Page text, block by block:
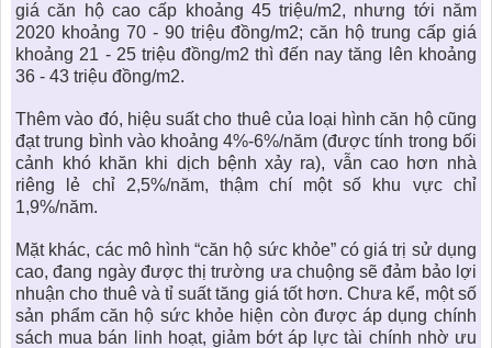
giá căn hộ cao cấp khoảng 45 triệu/m2, nhưng tới năm
2020 khoảng 70 - 90 triệu đồng/m2; căn hộ trung cấp giá
khoảng 21 - 25 triệu đồng/m2 thì đến nay tăng lên khoảng
36 - 43 triệu đồng/m2.
Thêm vào đó, hiệu suất cho thuê của loại hình căn hộ cũng
đạt trung bình vào khoảng 4%-6%/năm (được tính trong bối
cảnh khó khăn khi dịch bệnh xảy ra), vẫn cao hơn nhà
riêng lẻ chỉ 2,5%/năm, thậm chí một số khu vực chỉ
1,9%/năm.
Mặt khác, các mô hình “căn hộ sức khỏe” có giá trị sử dụng
cao, đang ngày được thị trường ưa chuộng sẽ đảm bảo lợi
nhuận cho thuê và tỉ suất tăng giá tốt hơn. Chưa kể, một số
sản phẩm căn hộ sức khỏehiện còn được áp dụng chính
sách mua bán linh hoạt, giảm bớt áp lực tài chính nhờ ưu